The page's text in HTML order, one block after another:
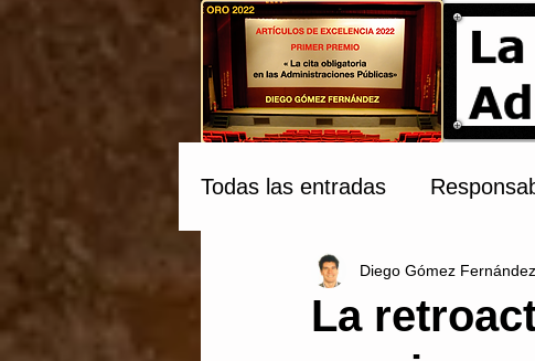
Todas las entradas
Compraventa y Tribunales
La
Diego Gómez Fernández